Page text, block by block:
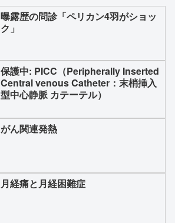
曝露歴の問診「ペリカン4羽がショッ
ク」
保護中: PICC（Peripherally Inserted
Central venous Catheter：末梢挿入
型中心静脈 カテーテル）
がん関連発熱
月経痛と月経困難症